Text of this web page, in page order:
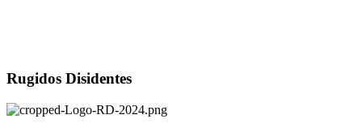
Rugidos Disidentes